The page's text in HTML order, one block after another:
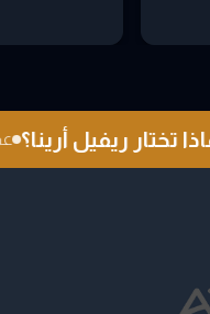
لماذا تختار ريفيل أرينا؟